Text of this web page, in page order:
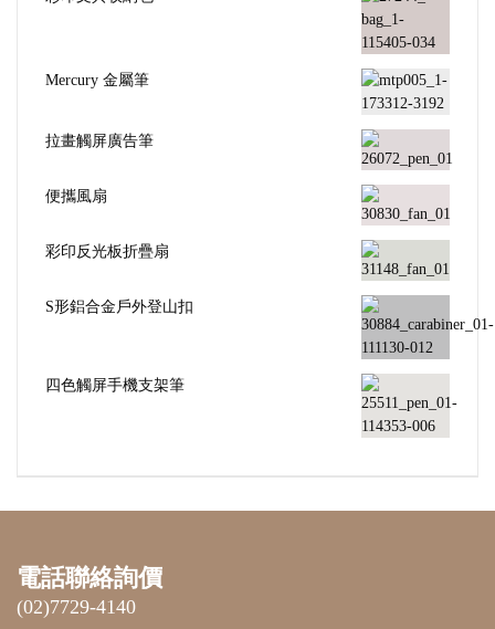
Mercury 金屬筆
拉畫觸屏廣告筆
便攜風扇
彩印反光板折疊扇
S形鋁合金戶外登山扣
四色觸屏手機支架筆
電話聯絡詢價
(02)7729-4140